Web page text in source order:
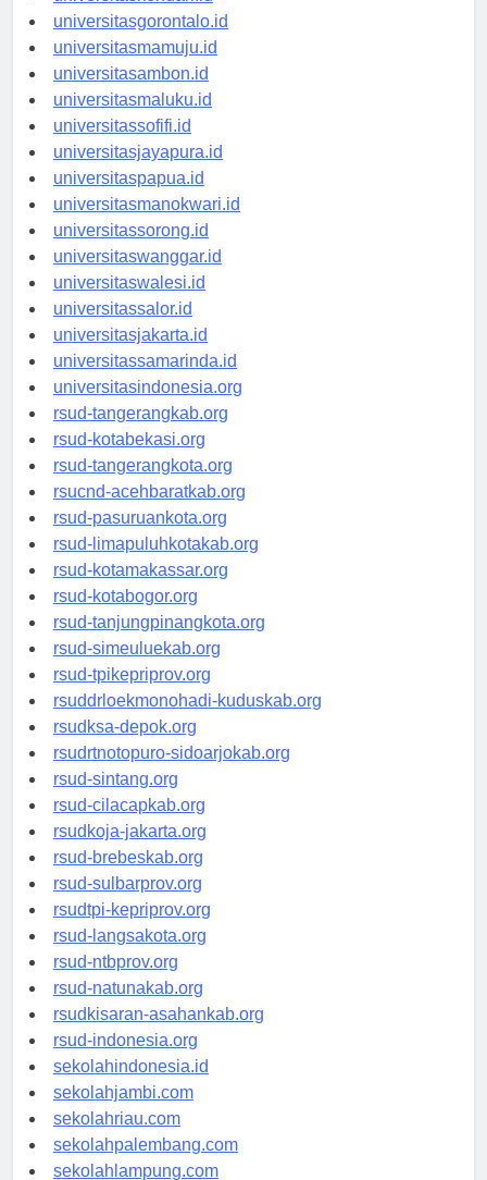
universitaskendari.id
universitasgorontalo.id
universitasmamuju.id
universitasambon.id
universitasmaluku.id
universitassofifi.id
universitasjayapura.id
universitaspapua.id
universitasmanokwari.id
universitassorong.id
universitaswanggar.id
universitaswalesi.id
universitassalor.id
universitasjakarta.id
universitassamarinda.id
universitasindonesia.org
rsud-tangerangkab.org
rsud-kotabekasi.org
rsud-tangerangkota.org
rsucnd-acehbaratkab.org
rsud-pasuruankota.org
rsud-limapuluhkotakab.org
rsud-kotamakassar.org
rsud-kotabogor.org
rsud-tanjungpinangkota.org
rsud-simeuluekab.org
rsud-tpikepriprov.org
rsuddrloekmonohadi-kuduskab.org
rsudksa-depok.org
rsudrtnotopuro-sidoarjokab.org
rsud-sintang.org
rsud-cilacapkab.org
rsudkoja-jakarta.org
rsud-brebeskab.org
rsud-sulbarprov.org
rsudtpi-kepriprov.org
rsud-langsakota.org
rsud-ntbprov.org
rsud-natunakab.org
rsudkisaran-asahankab.org
rsud-indonesia.org
sekolahindonesia.id
sekolahjambi.com
sekolahriau.com
sekolahpalembang.com